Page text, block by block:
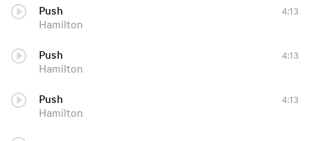
Push
Hamilton
4:13
Push
Hamilton
4:13
Push
Hamilton
4:13